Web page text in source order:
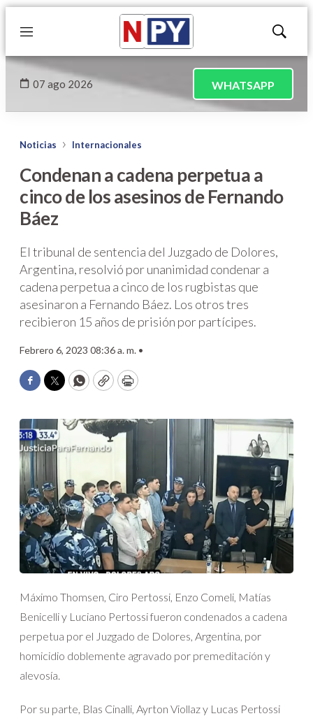
Menú
Mostrar
07 ago 2026 WHATSAPP
Noticias Internacionales
Condenan a cadena perpetua a
cinco de los asesinos de Fernando
Báez
El tribunal de sentencia del Juzgado de Dolores,
Argentina, resolvió por unanimidad condenar a
cadena perpetua a cinco de los rugbistas que
asesinaron a Fernando Báez. Los otros tres
recibieron 15 años de prisión por partícipes.
Febrero 6, 2023 08:36 a. m. •
Facebook
TwitterWhatsApp
CopyPrint
Máximo Thomsen, Ciro Pertossi, Enzo Comeli, Matías
Benicelli y Luciano Pertossi fueron condenados a cadena
perpetua por el Juzgado de Dolores, Argentina, por
homicidio doblemente agravado por premeditación y
alevosía.
Por su parte, Blas Cinalli, Ayrton Viollaz y Lucas Pertossi